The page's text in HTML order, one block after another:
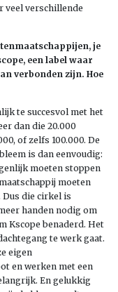
veel verschillende
je
een label waar
verbonden zijn. Hoe
te succesvol met het
dan die 20.000
of zelfs 100.000. De
is dan eenvoudig:
moeten stoppen
moeten
die cirkel is
handen nodig om
Kscope benaderd. Het
te werk gaat.
eigen
en werken met een
En gelukkig